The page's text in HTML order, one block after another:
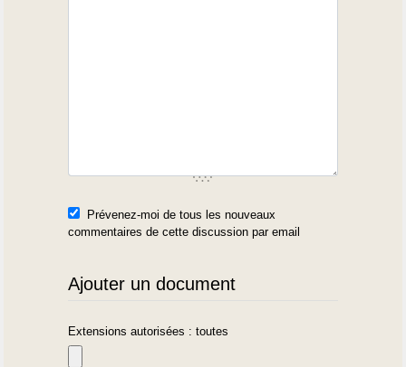
Prévenez-moi de tous les nouveaux
commentaires de cette discussion par email
Ajouter un document
Extensions autorisées : toutes